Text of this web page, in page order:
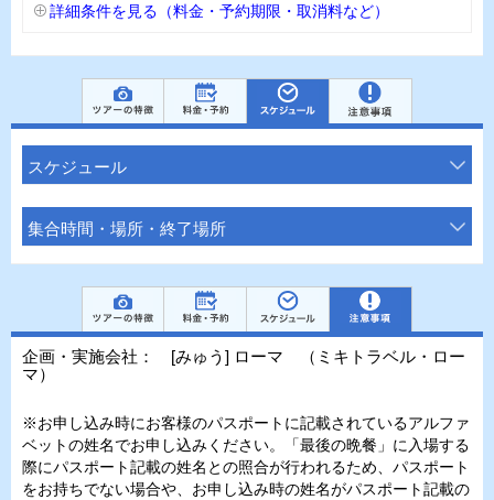
詳細条件を見る（料金・予約期限・取消料など）
スケジュール
集合時間・場所・終了場所
企画・実施会社： [みゅう] ローマ （ミキトラベル・ロー
マ）
※お申し込み時にお客様のパスポートに記載されているアルファ
ベットの姓名でお申し込みください。「最後の晩餐」に入場する
際にパスポート記載の姓名との照合が行われるため、パスポート
をお持ちでない場合や、お申し込み時の姓名がパスポート記載の